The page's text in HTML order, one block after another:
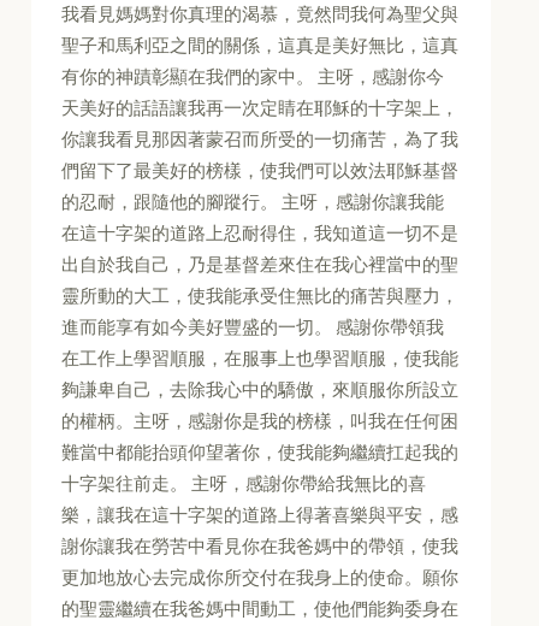
我看見媽媽對你真理的渴慕，竟然問我何為聖父與
聖子和馬利亞之間的關係，這真是美好無比，這真
有你的神蹟彰顯在我們的家中。 主呀，感謝你今
天美好的話語讓我再一次定睛在耶穌的十字架上，
你讓我看見那因著蒙召而所受的一切痛苦，為了我
們留下了最美好的榜樣，使我們可以效法耶穌基督
的忍耐，跟隨他的腳蹤行。 主呀，感謝你讓我能
在這十字架的道路上忍耐得住，我知道這一切不是
出自於我自己，乃是基督差來住在我心裡當中的聖
靈所動的大工，使我能承受住無比的痛苦與壓力，
進而能享有如今美好豐盛的一切。 感謝你帶領我
在工作上學習順服，在服事上也學習順服，使我能
夠謙卑自己，去除我心中的驕傲，來順服你所設立
的權柄。主呀，感謝你是我的榜樣，叫我在任何困
難當中都能抬頭仰望著你，使我能夠繼續扛起我的
十字架往前走。 主呀，感謝你帶給我無比的喜
樂，讓我在這十字架的道路上得著喜樂與平安，感
謝你讓我在勞苦中看見你在我爸媽中的帶領，使我
更加地放心去完成你所交付在我身上的使命。願你
的聖靈繼續在我爸媽中間動工，使他們能夠委身在